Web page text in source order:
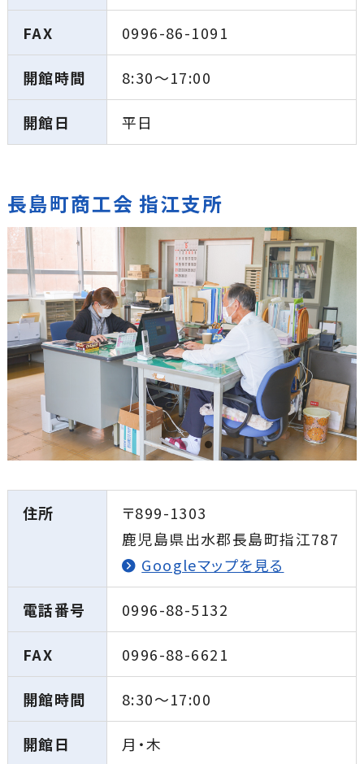
FAX 0996-86-1091
開館時間 8:30〜17:00
開館日 平日
長島町商工会 指江支所
住所
〒899-1303
鹿児島県出水郡長島町指江787
Googleマップを見る
電話番号 0996-88-5132
FAX 0996-88-6621
開館時間 8:30〜17:00
開館日 月・木